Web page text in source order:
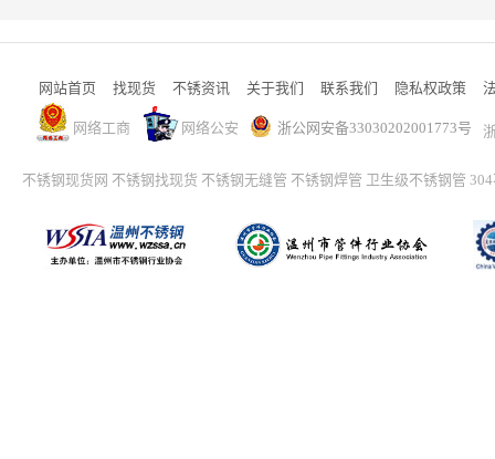
网站首页 找现货 不锈资讯 关于我们 联系我们 隐私权政策
网络工商 网络公安 浙公网安备33030202001773号
不锈钢现货网 不锈钢找现货 不锈钢无缝管 不锈钢焊管 卫生级不锈钢管